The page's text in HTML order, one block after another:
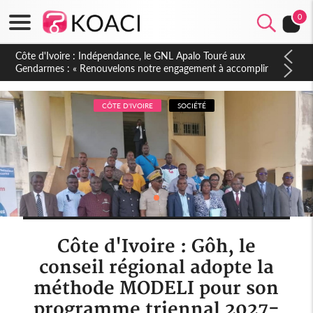
0
Sierra Leone : Un projet de réforme constitutionnelle en
gestation, points clés des amendements, un exclu d'avance
CÔTE D'IVOIRE SOCIÉTÉ
Côte d'Ivoire : Gôh, le
conseil régional adopte la
méthode MODELI pour son